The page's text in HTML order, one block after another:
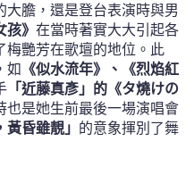
膽，還是登台表演時與男
孩》 在當時著實大大引起各
梅艷芳在歌壇的地位。此
如 《似水流年》、《烈焰紅
「近藤真彥」的《タ燒けの
也是她生前最後一場演唱會
黃昏雖靚」 的意象揮別了舞